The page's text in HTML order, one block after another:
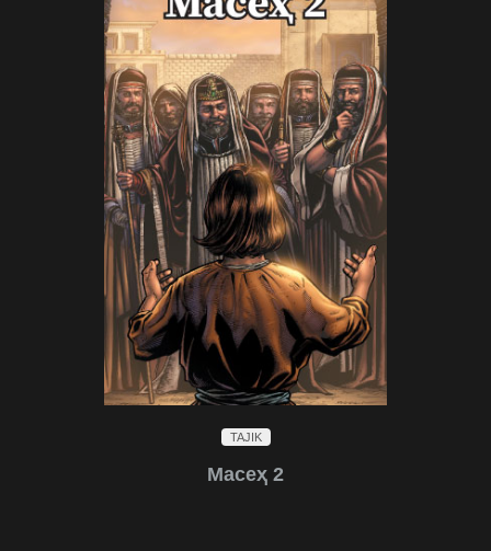
TAJIK
Масеҳ 2